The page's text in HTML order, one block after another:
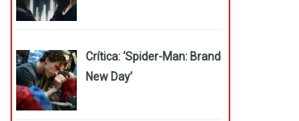
Crítica: ‘Spider-Man: Brand
New Day’